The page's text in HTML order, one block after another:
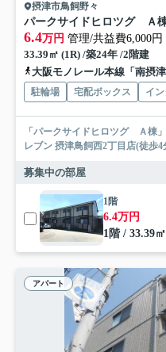
摂津市鳥飼野々
パークサイドヒロツグ Ａ
6.4万円 管理/共益費6,000円
33.39㎡ (1R) /築24年 /2階建
大阪モノレール本線「南摂
駐輪場 宅配ボックス イ
「パークサイドヒロツグ Ａ棟
レブン 摂津鳥飼西2丁目店(徒歩
募集中の部屋
1階
6.4万円
1階 / 33.39
アパート